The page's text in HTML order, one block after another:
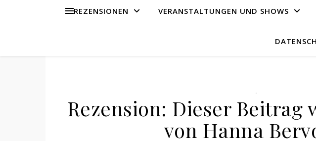
REZENSIONEN VERANSTALTUNGEN UND SHOWS
.
Rezension: Dieser
von Hanna